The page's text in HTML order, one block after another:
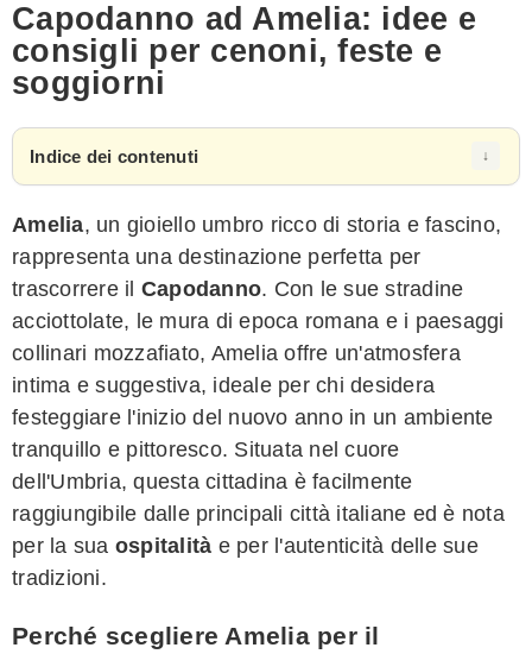
Capodanno ad Amelia: idee e
consigli per cenoni, feste e
soggiorni
Indice dei contenuti
Amelia, un gioiello umbro ricco di storia e fascino,
rappresenta una destinazione perfetta per
trascorrere il Capodanno. Con le sue stradine
acciottolate, le mura di epoca romana e i paesaggi
collinari mozzafiato, Amelia offre un'atmosfera
intima e suggestiva, ideale per chi desidera
festeggiare l'inizio del nuovo anno in un ambiente
tranquillo e pittoresco. Situata nel cuore
dell'Umbria, questa cittadina è facilmente
raggiungibile dalle principali città italiane ed è nota
per la sua ospitalità e per l'autenticità delle sue
tradizioni.
Perché scegliere Amelia per il